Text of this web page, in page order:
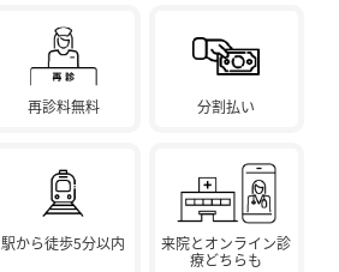
再診料無料 分割払い
駅から徒歩5分以内
来院とオンライン診
療どちらも